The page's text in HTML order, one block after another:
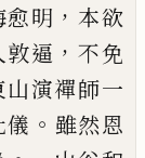
愈明 ，本欲
敦逼 ，不免
演禪師一
儀 。 雖然恩